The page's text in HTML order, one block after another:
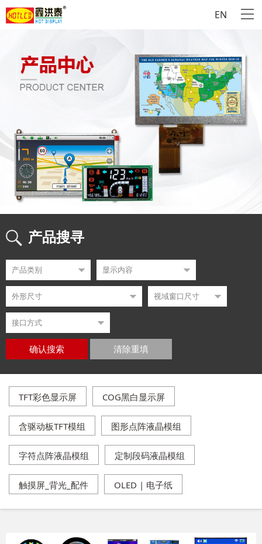
EN
产品搜寻
确认搜索 清除重填
TFT彩色显示屏 COG黑白显示屏
含驱动板TFT模组 图形点阵液晶模组
字符点阵液晶模组 定制段码液晶模组
触摸屏_背光_配件 OLED | 电子纸